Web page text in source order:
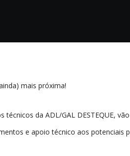
mais próxima!
da ADL/GAL DESTEQUE,
e apoio técnico aos potenciais